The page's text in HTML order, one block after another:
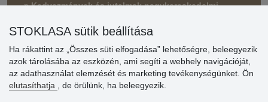
» Kedvezmények és jutalmak nagykereskedelmi
Vásárlók
STOKLASA sütik beállítása
Ha rákattint az „Összes süti elfogadása” lehetőségre, beleegyezik
azok tárolásába az eszközén, ami segíti a webhely navigációját,
az adathasználat elemzését és marketing tevékenységünket. Ön
elutasíthatja
, de örülünk, ha beleegyezik.